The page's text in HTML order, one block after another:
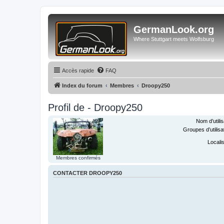
GermanLook.org
Where Stuttgart meets Wolfsburg
Accès rapide FAQ
Index du forum Membres Droopy250
Profil de - Droopy250
Membres confirmés
Nom
Groupes
CONTACTER DROOPY250